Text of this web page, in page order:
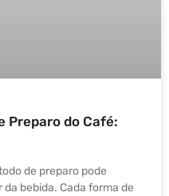
Preparo do Café:
de preparo pode
bebida. Cada forma de